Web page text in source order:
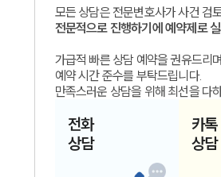
모든 상담은 전문변호사가 사건 검
전문적으로 진행하기에 예약제로
가급적 빠른 상담 예약을 권유드리며,
예약 시간 준수를 부탁드립니다.
만족스러운 상담을 위해 최선을 다
전화
상담
카톡
상담